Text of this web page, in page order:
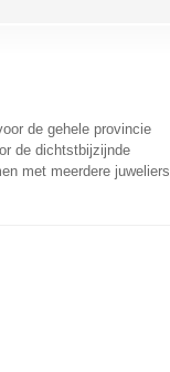
de gehele provincie
de dichtstbijzijnde
met meerdere juweliers